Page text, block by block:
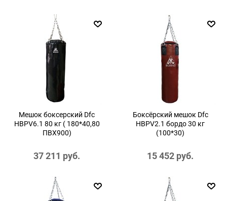
Мешок боксерский Dfc
HBPV6.1 80 кг ( 180*40,80
ПВХ900)
37 211 руб.
Боксёрский мешок Dfc
HBPV2.1 бордо 30 кг
(100*30)
15 452 руб.